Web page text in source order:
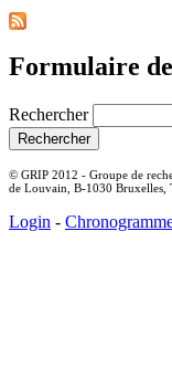
Formulaire
Rechercher
© GRIP 2012 - Groupe de
de Louvain, B-1030 Bruxelles,
Login -